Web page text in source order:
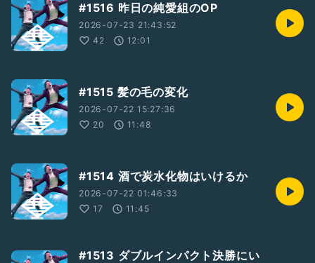
#1516 昨日の純愛組のOP
2026-07-23 21:43:52
42
12:01
#1515 髪の毛の変化
2026-07-22 15:27:36
20
11:48
#1514 酒で炭水化物はいけるか
2026-07-22 01:46:33
17
11:45
#1513 ダブルインパクト決勝にい